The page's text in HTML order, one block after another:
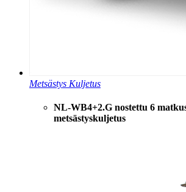
Metsästys Kuljetus
NL-WB4+2.G nostettu 6
metsästyskuljetus